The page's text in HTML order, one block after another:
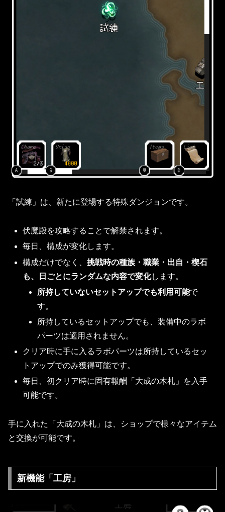
「試練」は、新たに登場する特殊ダンジョンです。
伏魔殿を攻略することで解禁されます。
毎日、構成が変化します。
構成だけでなく、挑戦時の種族・職業・出自・楔石
も、日ごとにランダムな内容で変化します。
所持していないセットアップでも利用可能で
す。
所持しているセットアップでも、装備中のラボ
パーツは適用されません。
クリア時に手に入るラボパーツは所持しているセッ
トアップでのみ獲得可能です。
毎日、初クリア時に固有報酬「大成の木札」を入手
可能です。
手に入れた「大成の木札」は、ショップで様々なアイテム
と交換が可能です。
新機能「工房」